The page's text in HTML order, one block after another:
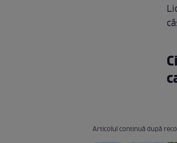
Articolul continuă după